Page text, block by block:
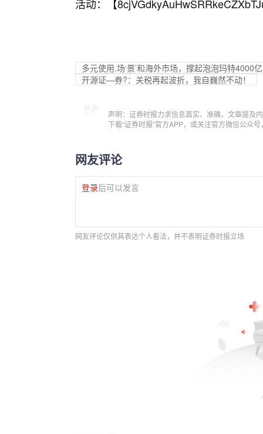
活动：【
多元使用.场‘景’和海外市场，撑起泡泡玛特4000
开源证—券?：关税再起波折，我自巍然不动！
声明：证券时报力求信息真实、准确，文章提及
下载“证券时报”官方APP，或关注官方微信公众
网友评论
登录后可以发言
网友评论仅供其表达个人看法，并不表明证券时报立场